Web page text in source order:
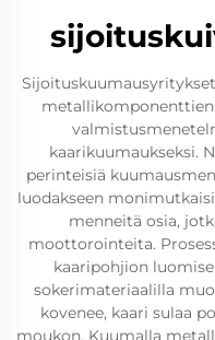
kaarikuumaukseksi.
perinteisiä
luodakseen
menneitä osia,
moottorointeita.
kaaripohjion
sokerimateriaalilla
kovenee, kaari sulaa
moukon. Kuumalla